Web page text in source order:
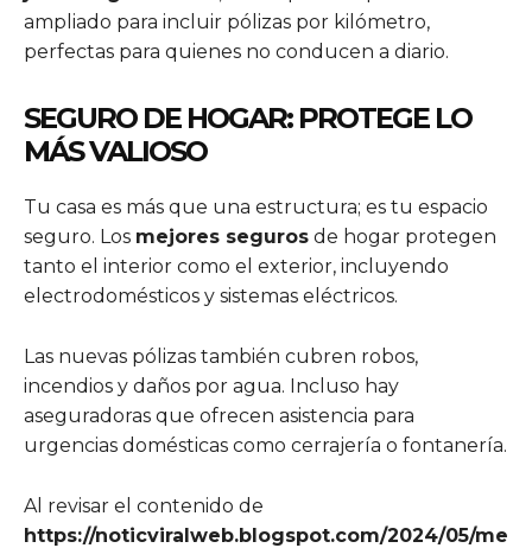
ampliado para incluir pólizas por kilómetro,
perfectas para quienes no conducen a diario.
SEGURO DE HOGAR: PROTEGE LO
MÁS VALIOSO
Tu casa es más que una estructura; es tu espacio
seguro. Los mejores seguros de hogar protegen
tanto el interior como el exterior, incluyendo
electrodomésticos y sistemas eléctricos.
Las nuevas pólizas también cubren robos,
incendios y daños por agua. Incluso hay
aseguradoras que ofrecen asistencia para
urgencias domésticas como cerrajería o fontanería.
Al revisar el contenido de
https://noticviralweb.blogspot.com/2024/05/me